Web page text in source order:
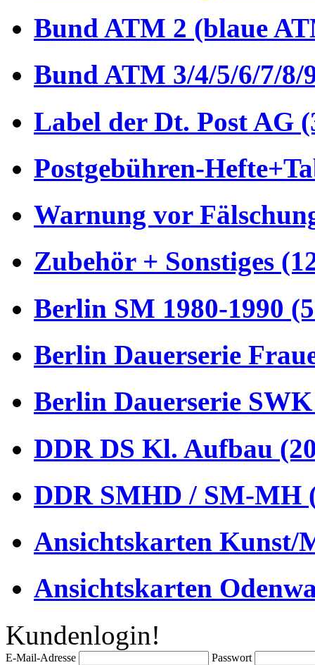
Bund ATM 2 (blaue
Bund ATM 3/4/5/6/7/8/
Label der Dt. Post AG
Postgebühren-
Warnung vor
Zubehör + Sonstiges
Berlin SM 1980-1990
Berlin Dauerserie
Berlin Dauerserie
DDR DS Kl. Aufbau
DDR SMHD / SM-MH
Ansichtskarten Kunst/
Ansichtskarten
Kundenlogin!
E-Mail-Adresse Passwort